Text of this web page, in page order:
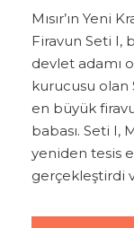
Mısır’ın Yeni
Firavun Seti I,
devlet adamı
kurucusu olan
en büyük
babası. Seti I,
yeniden tesis
gerçekleştirdi